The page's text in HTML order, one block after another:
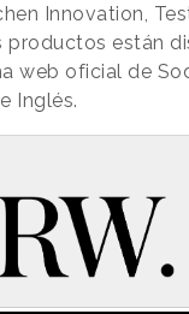
Innovation,
productos están
web oficial de
Inglés.